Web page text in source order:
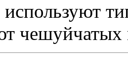
используют
чешуйчатых